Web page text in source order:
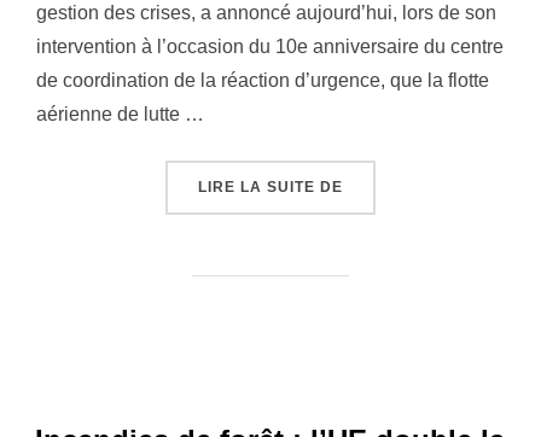
gestion des crises, a annoncé aujourd’hui, lors de son
intervention à l’occasion du 10e anniversaire du centre
de coordination de la réaction d’urgence, que la flotte
aérienne de lutte …
LIRE LA SUITE DE